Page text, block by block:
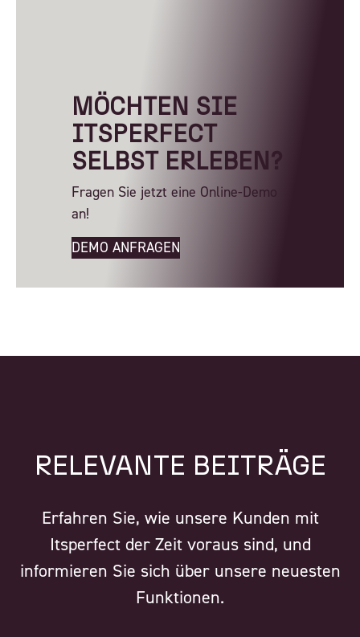
MÖCHTEN SIE
ITSPERFECT
SELBST ERLEBEN?
Fragen Sie jetzt eine Online-Demo
an!
DEMO ANFRAGEN
RELEVANTE BEITRÄGE
Erfahren Sie, wie unsere Kunden mit
Itsperfect der Zeit voraus sind, und
informieren Sie sich über unsere neuesten
Funktionen.